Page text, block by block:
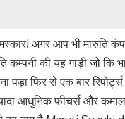
अगर आप भी मारुति
की यह गाड़ी जो कि
फिर से एक बार
आधुनिक फीचर्स और